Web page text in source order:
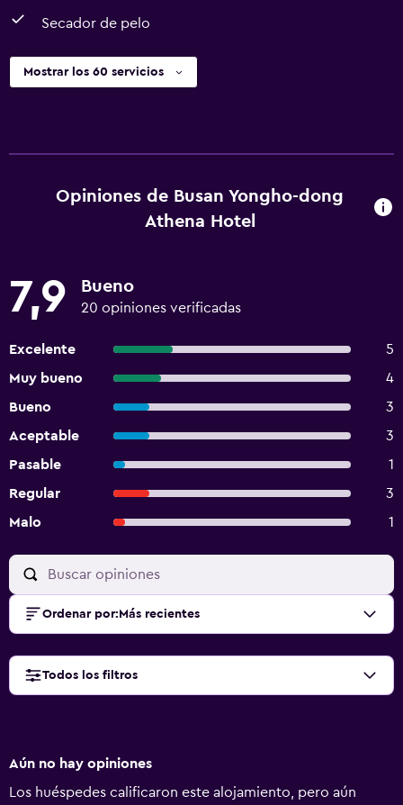
Secador de pelo
Mostrar los 60 servicios
Opiniones de Busan Yongho-dong
Athena Hotel
7,9 Bueno
20 opiniones verificadas
Excelente
5
Muy bueno
4
Bueno
3
Aceptable
3
Pasable
1
Regular
3
Malo
1
Ordenar por: Más recientes
Todos los filtros
Aún no hay opiniones
Los huéspedes calificaron este alojamiento, pero aún